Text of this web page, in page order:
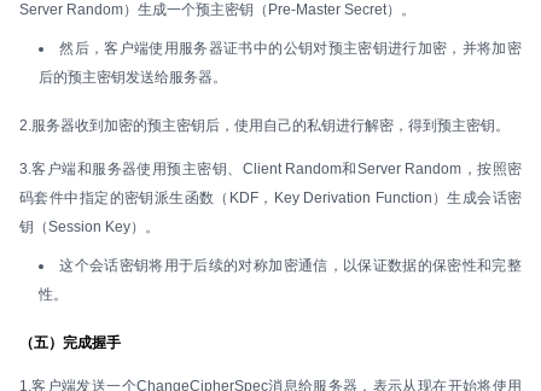
Server Random）生成一个预主密钥（Pre-Master Secret）。
然后，客户端使用服务器证书中的公钥对预主密钥进行加密，并将加密
后的预主密钥发送给服务器。
2.服务器收到加密的预主密钥后，使用自己的私钥进行解密，得到预主密钥。
3.客户端和服务器使用预主密钥、Client Random和Server Random，按照密
码套件中指定的密钥派生函数（KDF，Key Derivation Function）生成会话密
钥（Session Key）。
这个会话密钥将用于后续的对称加密通信，以保证数据的保密性和完整
性。
（五）完成握手
1.客户端发送一个ChangeCipherSpec消息给服务器，表示从现在开始将使用